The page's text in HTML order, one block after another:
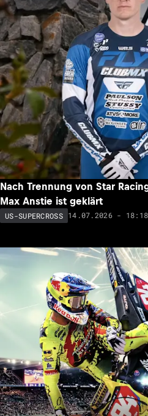
Nach Trennung von Star
Max Anstie ist geklärt
US-SUPERCROSS 14.07.2026 - 18:18